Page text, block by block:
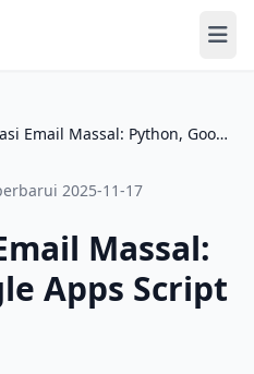
Otomatisasi Email Massal: Python, Google Apps Script & Gmail
2025-11-17
Massal:
Apps Script